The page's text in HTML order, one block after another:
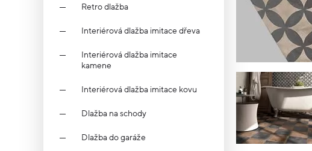
Retro dlažba
Interiérová dlažba imitace dřeva
Interiérová dlažba imitace
kamene
Interiérová dlažba imitace kovu
Dlažba na schody
Dlažba do garáže